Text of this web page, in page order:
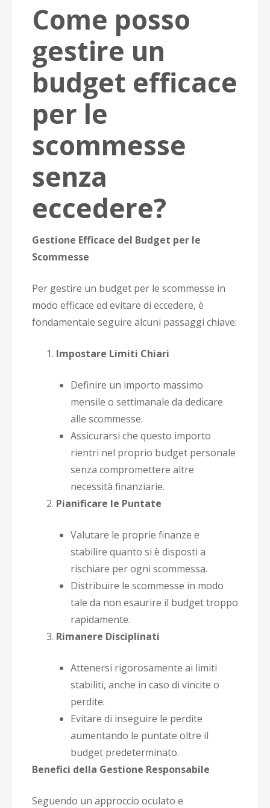
Come posso
gestire un
budget efficace
per le
scommesse
senza
eccedere?
Gestione Efficace del Budget per le
Scommesse
Per gestire un budget per le scommesse in
modo efficace ed evitare di eccedere, è
fondamentale seguire alcuni passaggi chiave:
Impostare Limiti Chiari
Definire un importo massimo
mensile o settimanale da dedicare
alle scommesse.
Assicurarsi che questo importo
rientri nel proprio budget personale
senza compromettere altre
necessità finanziarie.
Pianificare le Puntate
Valutare le proprie finanze e
stabilire quanto si è disposti a
rischiare per ogni scommessa.
Distribuire le scommesse in modo
tale da non esaurire il budget troppo
rapidamente.
Rimanere Disciplinati
Attenersi rigorosamente ai limiti
stabiliti, anche in caso di vincite o
perdite.
Evitare di inseguire le perdite
aumentando le puntate oltre il
budget predeterminato.
Benefici della Gestione Responsabile
Seguendo un approccio oculato e